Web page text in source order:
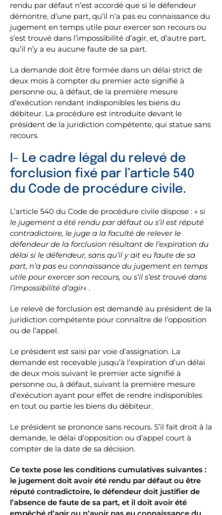
rendu par défaut n’est accordé que si le défendeur
démontre, d’une part, qu’il n’a pas eu connaissance du
jugement en temps utile pour exercer son recours ou
s’est trouvé dans l’impossibilité d’agir, et, d’autre part,
qu’il n’y a eu aucune faute de sa part.
La demande doit être formée dans un délai strict de
deux mois à compter du premier acte signifié à
personne ou, à défaut, de la première mesure
d’exécution rendant indisponibles les biens du
débiteur. La procédure est introduite devant le
président de la juridiction compétente, qui statue sans
recours.
I- Le cadre légal du relevé de
forclusion fixé par l’article 540
du Code de procédure civile.
L’article 540 du Code de procédure civile dispose : « si
le jugement a été rendu par défaut ou s’il est réputé
contradictoire, le juge a la faculté de relever le
défendeur de la forclusion résultant de l’expiration du
délai si le défendeur, sans qu’il y ait eu faute de sa
part, n’a pas eu connaissance du jugement en temps
utile pour exercer son recours, ou s’il s’est trouvé dans
l’impossibilité d’agir« .
Le relevé de forclusion est demandé au président de la
juridiction compétente pour connaître de l’opposition
ou de l’appel.
Le président est saisi par voie d’assignation. La
demande est recevable jusqu’à l’expiration d’un délai
de deux mois suivant le premier acte signifié à
personne ou, à défaut, suivant la première mesure
d’exécution ayant pour effet de rendre indisponibles
en tout ou partie les biens du débiteur.
Le président se prononce sans recours. S’il fait droit à la
demande, le délai d’opposition ou d’appel court à
compter de la date de sa décision.
Ce texte pose les conditions cumulatives suivantes :
le jugement doit avoir été rendu par défaut ou être
réputé contradictoire, le défendeur doit justifier de
l’absence de faute de sa part, et il doit avoir été